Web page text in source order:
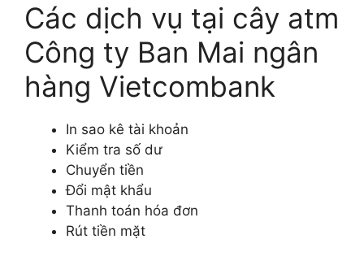
Các dịch vụ tại cây atm
Công ty Ban Mai ngân
hàng Vietcombank
In sao kê tài khoản
Kiểm tra số dư
Chuyển tiền
Đổi mật khẩu
Thanh toán hóa đơn
Rút tiền mặt